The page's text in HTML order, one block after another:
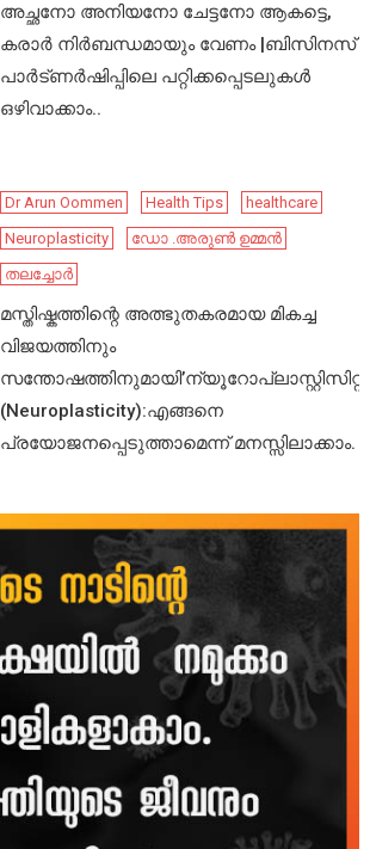
അച്ഛനോ അനിയനോ ചേട്ടനോ ആകട്ടെ,
കരാർ നിർബന്ധമായും വേണം |ബിസിനസ്
പാർട്ണർഷിപ്പിലെ പറ്റിക്കപ്പെടലുകൾ
ഒഴിവാക്കാം..
Dr Arun Oommen Health Tips
healthcare
Neuroplasticity
ഡോ .അരുൺ ഉമ്മൻ
തലച്ചോർ
മസ്തിഷ്കത്തിന്റെ അത്ഭുതകരമായ മികച്ച
വിജയത്തിനും
സന്തോഷത്തിനുമായി’ന്യൂറോപ്ലാസ്റ്റിസിറ്റി’
(Neuroplasticity):എങ്ങനെ
പ്രയോജനപ്പെടുത്താമെന്ന് മനസ്സിലാക്കാം.